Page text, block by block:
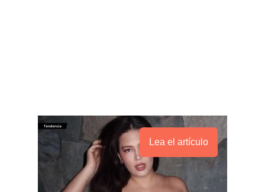
Lea el artículo